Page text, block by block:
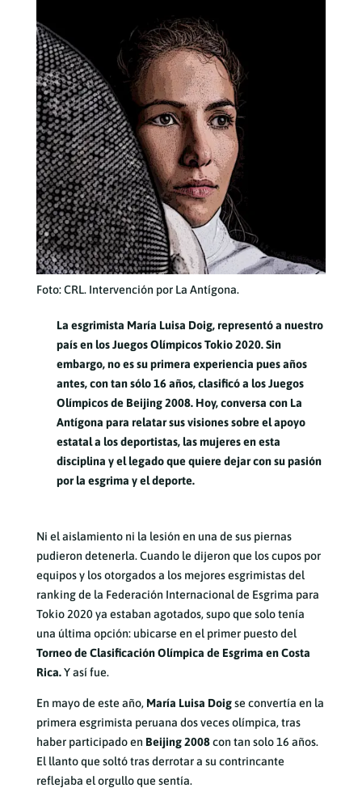
Foto: CRL. Intervención por La Antígona.
La esgrimista María Luisa Doig, representó a nuestro
país en los Juegos Olímpicos Tokio 2020. Sin
embargo, no es su primera experiencia pues años
antes, con tan sólo 16 años, clasificó a los Juegos
Olímpicos de Beijing 2008. Hoy, conversa con La
Antígona para relatar sus visiones sobre el apoyo
estatal a los deportistas, las mujeres en esta
disciplina y el legado que quiere dejar con su pasión
por la esgrima y el deporte.
Ni el aislamiento ni la lesión en una de sus piernas
pudieron detenerla. Cuando le dijeron que los cupos por
equipos y los otorgados a los mejores esgrimistas del
ranking de la Federación Internacional de Esgrima para
Tokio 2020 ya estaban agotados, supo que solo tenía
una última opción: ubicarse en el primer puesto del
Torneo de Clasificación Olímpica de Esgrima en Costa
Rica.Y así fue.
En mayo de este año, María Luisa Doigse convertía en la
primera esgrimista peruana dos veces olímpica, tras
haber participado en Beijing 2008con tan solo 16 años.
El llanto que soltó tras derrotar a su contrincante
reflejaba el orgullo que sentía.